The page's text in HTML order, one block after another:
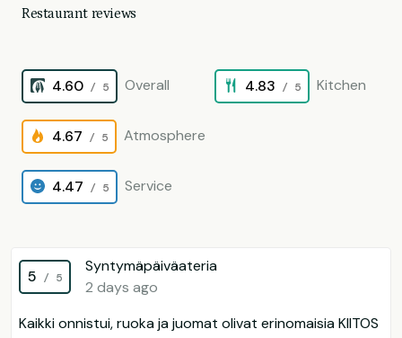
Restaurant reviews
4.60 / 5 Overall 4.83 / 5 Kitchen
4.67 / 5 Atmosphere
4.47 / 5 Service
5 / 5
Syntymäpäiväateria
2 days ago
Kaikki onnistui, ruoka ja juomat olivat erinomaisia KIITOS